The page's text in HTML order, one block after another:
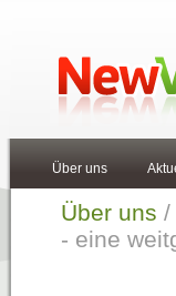
Über uns
Über uns /
- eine